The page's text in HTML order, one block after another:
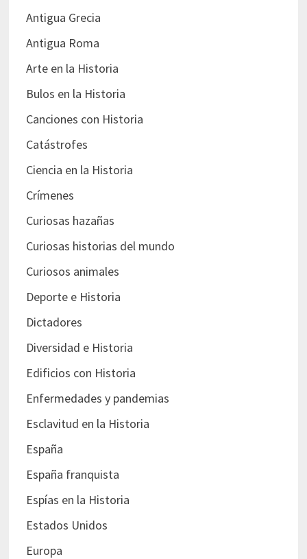
Antigua Grecia
Antigua Roma
Arte en la Historia
Bulos en la Historia
Canciones con Historia
Catástrofes
Ciencia en la Historia
Crímenes
Curiosas hazañas
Curiosas historias del mundo
Curiosos animales
Deporte e Historia
Dictadores
Diversidad e Historia
Edificios con Historia
Enfermedades y pandemias
Esclavitud en la Historia
España
España franquista
Espías en la Historia
Estados Unidos
Europa